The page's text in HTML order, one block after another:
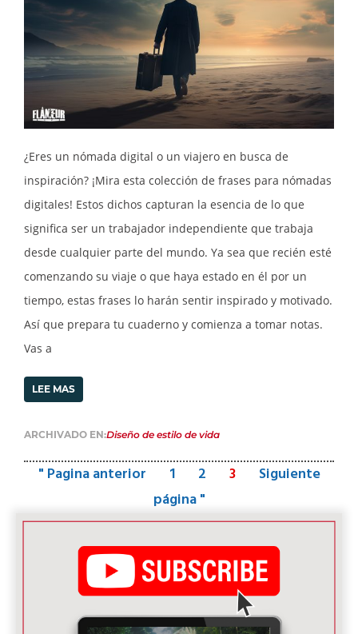
¿Eres un nómada digital o un viajero en busca de
inspiración? ¡Mira esta colección de frases para nómadas
digitales! Estos dichos capturan la esencia de lo que
significa ser un trabajador independiente que trabaja
desde cualquier parte del mundo. Ya sea que recién esté
comenzando su viaje o que haya estado en él por un
tiempo, estas frases lo harán sentir inspirado y motivado.
Así que prepara tu cuaderno y comienza a tomar notas.
Vas a
LEE MAS
ARCHIVADO EN:Diseño de estilo de vida
" Pagina anterior 1 2 3
Siguiente
página "